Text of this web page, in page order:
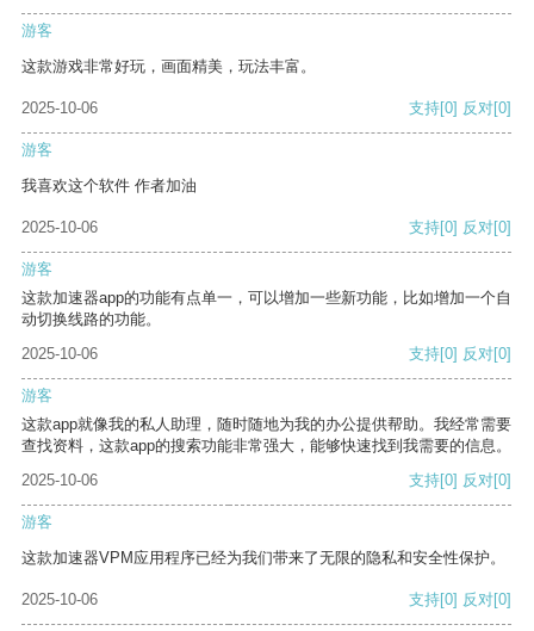
游客
这款游戏非常好玩，画面精美，玩法丰富。
2025-10-06 支持[0] 反对[0]
游客
我喜欢这个软件 作者加油
2025-10-06 支持[0] 反对[0]
游客
这款加速器app的功能有点单一，可以增加一些新功能，比如增加一个自
动切换线路的功能。
2025-10-06
支持[0] 反对[0]
游客
这款app就像我的私人助理，随时随地为我的办公提供帮助。我经常需要
查找资料，这款app的搜索功能非常强大，能够快速找到我需要的信息。
2025-10-06
支持[0] 反对[0]
游客
这款加速器VPM应用程序已经为我们带来了无限的隐私和安全性保护。
2025-10-06 支持[0] 反对[0]